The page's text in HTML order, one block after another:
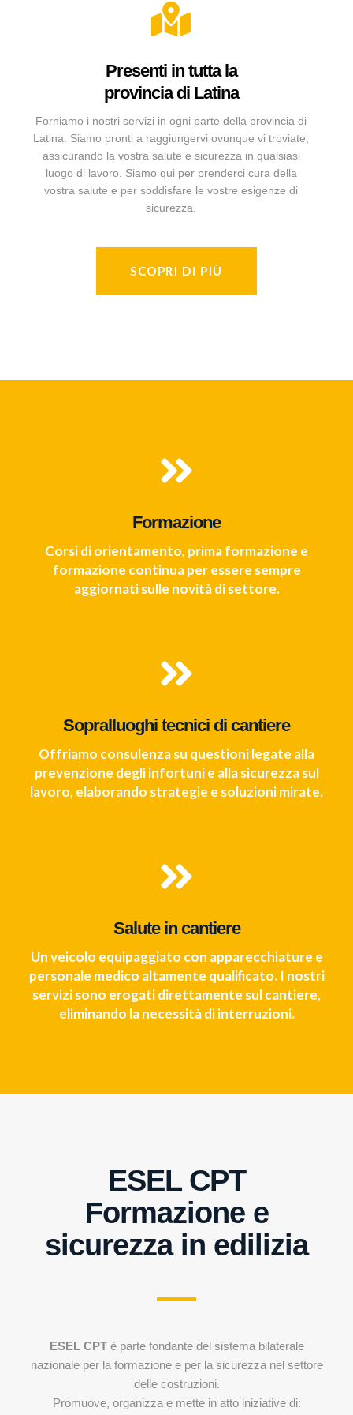
Presenti in tutta la
provincia di Latina
Forniamo i nostri servizi in ogni parte della provincia di
Latina. Siamo pronti a raggiungervi ovunque vi troviate,
assicurando la vostra salute e sicurezza in qualsiasi
luogo di lavoro. Siamo qui per prenderci cura della
vostra salute e per soddisfare le vostre esigenze di
sicurezza.
SCOPRI DI PIÙ
Formazione
Corsi di orientamento, prima formazione e
formazione continua per essere sempre
aggiornati sulle novità di settore.
Sopralluoghi tecnici di cantiere
Offriamo consulenza su questioni legate alla
prevenzione degli infortuni e alla sicurezza sul
lavoro, elaborando strategie e soluzioni mirate.
Salute in cantiere
Un veicolo equipaggiato con apparecchiature e
personale medico altamente qualificato. I nostri
servizi sono erogati direttamente sul cantiere,
eliminando la necessità di interruzioni.
ESEL CPT
Formazione e
sicurezza in edilizia
ESEL CPTè parte fondante del sistema bilaterale
nazionale per la formazione e per la sicurezza nel settore
delle costruzioni.
Promuove, organizza e mette in atto iniziative di: